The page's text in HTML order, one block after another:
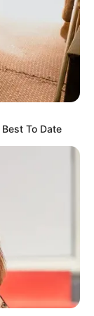
la
seguridad
de
de las
espacio
To Date